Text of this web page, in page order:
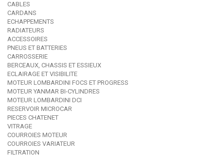
CABLES
CARDANS
ECHAPPEMENTS
RADIATEURS
ACCESSOIRES
PNEUS ET BATTERIES
CARROSSERIE
BERCEAUX, CHASSIS ET ESSIEUX
ECLAIRAGE ET VISIBILITE
MOTEUR LOMBARDINI FOCS ET PROGRESS
MOTEUR YANMAR BI-CYLINDRES
MOTEUR LOMBARDINI DCI
RESERVOIR MICROCAR
PIECES CHATENET
VITRAGE
COURROIES MOTEUR
COURROIES VARIATEUR
FILTRATION